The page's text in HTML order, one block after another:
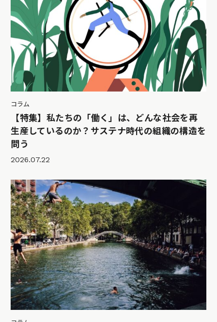
コラム
【特集】私たちの「働く」は、どんな社会を再
生産しているのか？サステナ時代の組織の構造を
問う
2026.07.22